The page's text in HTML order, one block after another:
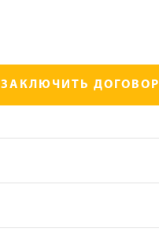
ЗАКЛЮЧИТЬ ДОГОВОР